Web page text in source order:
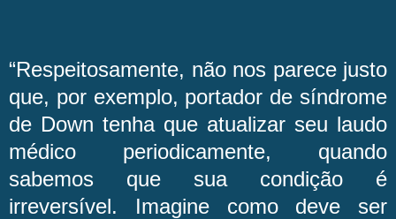
“Respeitosamente, não nos parece justo
que, por exemplo, portador de síndrome
de Down tenha que atualizar seu laudo
médico periodicamente, quando
sabemos que sua condição é
irreversível. Imagine como deve ser